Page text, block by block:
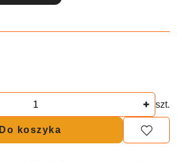
szt.
Do koszyka